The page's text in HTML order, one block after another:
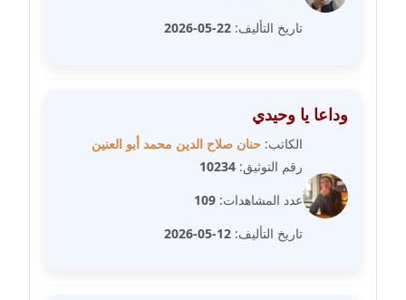
عاملة
مدونة سلوي جلال
عاملة
تاريخ التأليف: 22-05-2026
وداعا يا وحيدي
الكاتب: حنان صلاح الدين محمد أبو العنين
رقم التوثيق: 10234
عدد المشاهدات: 109
تاريخ التأليف: 12-05-2026